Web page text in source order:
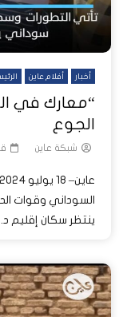
أخبار أفلام عاين
“معارك في
الجوع
شبكة عاين
السوداني وقوات
ينتظر سكان إقليم